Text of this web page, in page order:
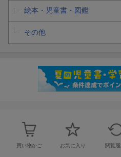
絵本・児童書・図鑑
その他
買い物かご お気に入り 閲覧